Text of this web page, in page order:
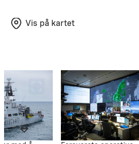
Vis på kartet